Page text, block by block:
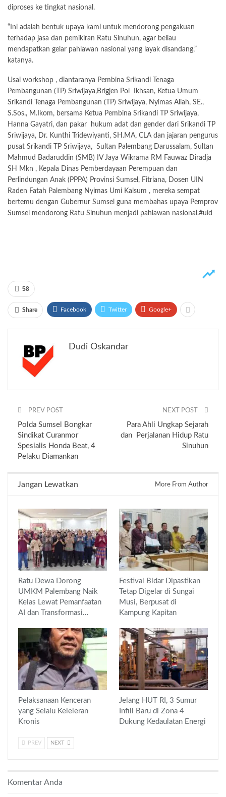
diproses ke tingkat nasional.
“Ini adalah bentuk upaya kami untuk mendorong pengakuan
terhadap jasa dan pemikiran Ratu Sinuhun, agar beliau
mendapatkan gelar pahlawan nasional yang layak disandang,”
katanya.
Usai workshop , diantaranya Pembina Srikandi Tenaga
Pembangunan (TP) Sriwijaya,Brigjen Pol Ikhsan, Ketua Umum
Srikandi Tenaga Pembangunan (TP) Sriwijaya, Nyimas Aliah, SE.,
S.Sos., M.Ikom, bersama Ketua Pembina Srikandi TP Sriwijaya,
Hanna Gayatri, dan pakar hukum adat dan gender dari Srikandi TP
Sriwijaya, Dr. Kunthi Tridewiyanti, SH.MA, CLA dan jajaran pengurus
pusat Srikandi TP Sriwijaya, Sultan Palembang Darussalam, Sultan
Mahmud Badaruddin (SMB) IV Jaya Wikrama RM Fauwaz Diradja
SH Mkn , Kepala Dinas Pemberdayaan Perempuan dan
Perlindungan Anak (PPPA) Provinsi Sumsel, Fitriana, Dosen UIN
Raden Fatah Palembang Nyimas Umi Kalsum , mereka sempat
bertemu dengan Gubernur Sumsel guna membahas upaya Pemprov
Sumsel mendorong Ratu Sinuhun menjadi pahlawan nasional.#uid
58
Share Facebook Twitter Google+
Dudi Oskandar
PREV POST
Polda Sumsel Bongkar
Sindikat Curanmor
Spesialis Honda Beat, 4
Pelaku Diamankan
NEXT POST
Para Ahli Ungkap Sejarah
dan Perjalanan Hidup Ratu
Sinuhun
Jangan Lewatkan More From Author
Ratu Dewa Dorong
UMKM Palembang Naik
Kelas Lewat Pemanfaatan
AI dan Transformasi…
Festival Bidar Dipastikan
Tetap Digelar di Sungai
Musi, Berpusat di
Kampung Kapitan
Pelaksanaan Kenceran
yang Selalu Keleleran
Kronis
Jelang HUT RI, 3 Sumur
Infill Baru di Zona 4
Dukung Kedaulatan Energi
PREV NEXT
Komentar Anda